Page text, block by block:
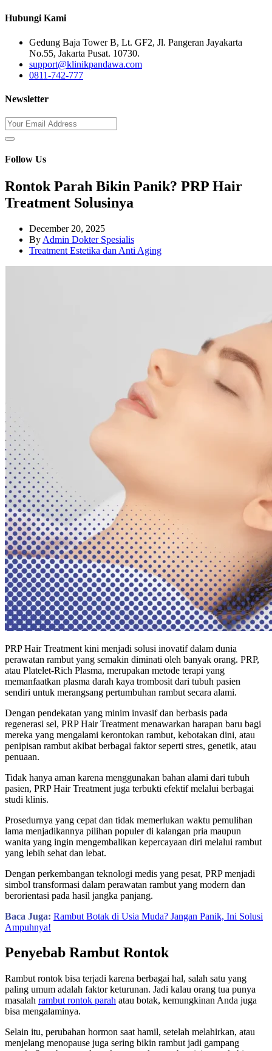
Hubungi Kami
Gedung Baja Tower B, Lt. GF2, Jl. Pangeran Jayakarta
No.55, Jakarta Pusat. 10730.
support@klinikpandawa.com
0811-742-777
Newsletter
Follow Us
Rontok Parah Bikin Panik? PRP Hair
Treatment Solusinya
December 20, 2025
By Admin Dokter Spesialis
Treatment Estetika dan Anti Aging
PRP Hair Treatment kini menjadi solusi inovatif dalam dunia
perawatan rambut yang semakin diminati oleh banyak orang. PRP,
atau Platelet-Rich Plasma, merupakan metode terapi yang
memanfaatkan plasma darah kaya trombosit dari tubuh pasien
sendiri untuk merangsang pertumbuhan rambut secara alami.
Dengan pendekatan yang minim invasif dan berbasis pada
regenerasi sel, PRP Hair Treatment menawarkan harapan baru bagi
mereka yang mengalami kerontokan rambut, kebotakan dini, atau
penipisan rambut akibat berbagai faktor seperti stres, genetik, atau
penuaan.
Tidak hanya aman karena menggunakan bahan alami dari tubuh
pasien, PRP Hair Treatment juga terbukti efektif melalui berbagai
studi klinis.
Prosedurnya yang cepat dan tidak memerlukan waktu pemulihan
lama menjadikannya pilihan populer di kalangan pria maupun
wanita yang ingin mengembalikan kepercayaan diri melalui rambut
yang lebih sehat dan lebat.
Dengan perkembangan teknologi medis yang pesat, PRP menjadi
simbol transformasi dalam perawatan rambut yang modern dan
berorientasi pada hasil jangka panjang.
Baca Juga: Rambut Botak di Usia Muda? Jangan Panik, Ini Solusi
Ampuhnya!
Penyebab Rambut Rontok
Rambut rontok bisa terjadi karena berbagai hal, salah satu yang
paling umum adalah faktor keturunan. Jadi kalau orang tua punya
masalah rambut rontok parah atau botak, kemungkinan Anda juga
bisa mengalaminya.
Selain itu, perubahan hormon saat hamil, setelah melahirkan, atau
menjelang menopause juga sering bikin rambut jadi gampang